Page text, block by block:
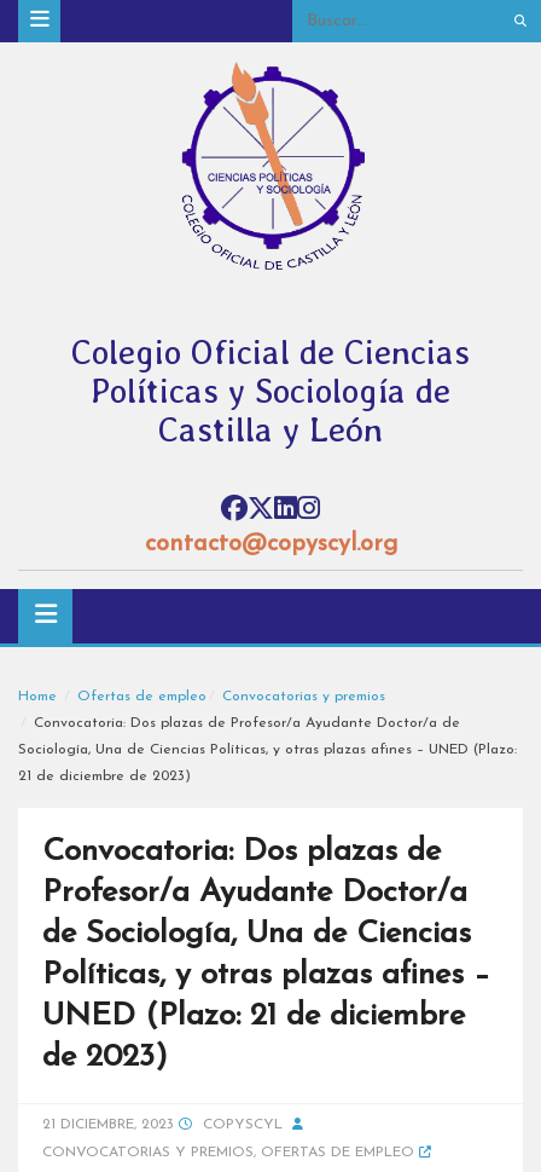
Colegio Oficial de Ciencias
Políticas y Sociología de
Castilla y León
contacto@copyscyl.org
Home Ofertas de empleo
Convocatorias y premios
Convocatoria: Dos plazas de Profesor/a Ayudante Doctor/a de
Sociología, Una de Ciencias Políticas, y otras plazas afines – UNED (Plazo:
21 de diciembre de 2023)
Convocatoria: Dos plazas de
Profesor/a Ayudante Doctor/a
de Sociología, Una de Ciencias
Políticas, y otras plazas afines –
UNED (Plazo: 21 de diciembre
de 2023)
21 DICIEMBRE, 2023
COPYSCYL
CONVOCATORIAS Y PREMIOS, OFERTAS DE EMPLEO